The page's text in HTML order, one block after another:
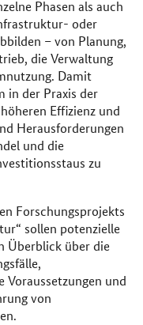
Phasen als auch
oder
– von Planung,
die Verwaltung
Damit
in der Praxis der
Effizienz und
Herausforderungen
und die
zu
Forschungsprojekts
sollen potenzielle
Überblick über die
Voraussetzungen und
von